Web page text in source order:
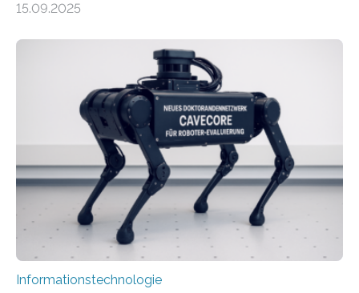
Lösungsweg ist inspiriert vom menschlichen Gehirn. Die
stellt die heutige Computertechnik vor
Herausforderungen. Herkömmliche Silizium-
Prozessoren stoßen an ihre Grenzen: Sie verbrauchen
viel Energie, die Speicher- und Verarbeitungseinheiten
sind voneinander getrennt und die Datenübertragung
bremst komplexe Anwendungen aus. Da KI-Modelle
immer größer werden und riesige Datenmengen
verarbeiten müssen, steigt der Bedarf an neuen
Rechenarchitekturen. Neben Quantencomputern
rücken dabei insbesondere…
15.09.2025
Informationstechnologie